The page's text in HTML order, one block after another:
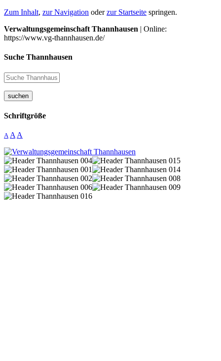
Zum Inhalt, zur Navigation oderzur Startseite springen.
Verwaltungsgemeinschaft Thannhausen | Online:
https://www.vg-thannhausen.de/
Suche Thannhausen
suchen
Schriftgröße
A A A